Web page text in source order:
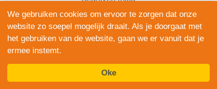
Elektronica Vandaag is onderdeel van
We gebruiken cookies om ervoor te zorgen dat onze
website zo soepel mogelijk draait. Als je doorgaat met
het gebruiken van de website, gaan we er vanuit dat je
ermee instemt.
Oke